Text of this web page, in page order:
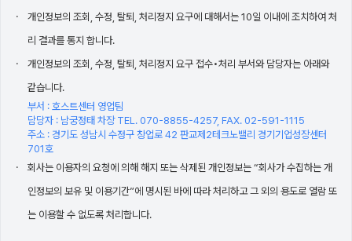
개인정보의 조회, 수정, 탈퇴, 처리정지 요구에 대해서는 10일 이내에 조치하여 처
리 결과를 통지 합니다.
개인정보의 조회, 수정, 탈퇴, 처리정지 요구 접수•처리 부서와 담당자는 아래와
같습니다.
부서 : 호스트센터 영업팀
담당자 : 남궁정태 차장 TEL. 070-8855-4257, FAX. 02-591-1115
주소 : 경기도 성남시 수정구 창업로 42 판교제2테크노밸리 경기기업성장센터
701호
회사는 이용자의 요청에 의해 해지 또는 삭제된 개인정보는 “회사가 수집하는 개
인정보의 보유 및 이용기간”에 명시된 바에 따라 처리하고 그 외의 용도로 열람 또
는 이용할 수 없도록 처리합니다.